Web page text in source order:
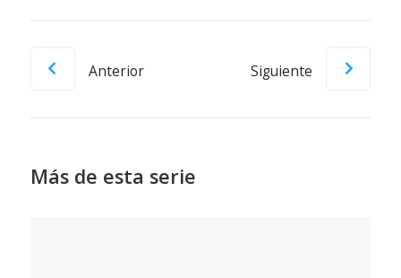
Anterior Siguiente
Más de esta serie